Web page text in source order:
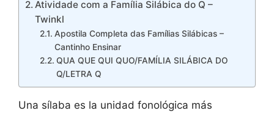
Atividade com a Família Silábica do Q –
Twinkl
Apostila Completa das Famílias Silábicas –
Cantinho Ensinar
QUA QUE QUI QUO/FAMÍLIA SILÁBICA DO
Q/LETRA Q
Una sílaba es la unidad fonológica más